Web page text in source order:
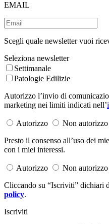
EMAIL
Scegli quale newsletter vuoi
Seleziona newsletter
Settimanale
Patologie Edilizie
Autorizzo l’invio di
marketing nei limiti indicati nell’
Autorizzo
Non autorizzo
Presto il consenso all’uso dei
con i miei interessi.
Autorizzo
Non autorizzo
Cliccando su “Iscriviti” dichiari
policy.
Iscriviti